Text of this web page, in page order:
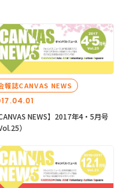
報誌CANVAS NEWS
CANVAS NEWS】2017年4・5月号
）